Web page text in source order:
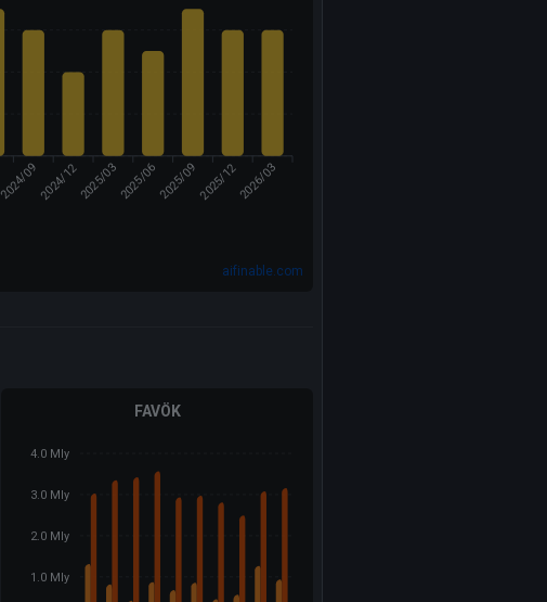
2024/092024/122025/032025/062025/092025/122026/03
aifinable.com
FAVÖK
4.0 Mly
3.0 Mly
2.0 Mly
1.0 Mly